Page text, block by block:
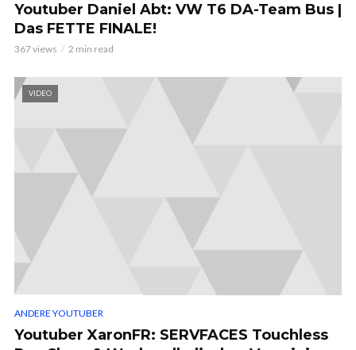
Youtuber Daniel Abt: VW T6 DA-Team Bus |
Das FETTE FINALE!
367 views 2 min read
VIDEO
ANDERE YOUTUBER
Youtuber XaronFR: SERVFACES Touchless